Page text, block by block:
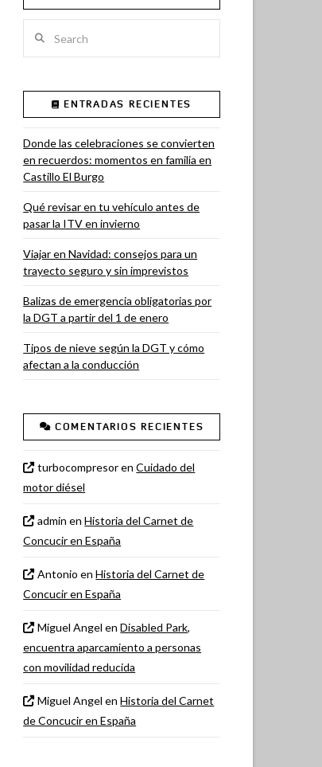
ENTRADAS RECIENTES
Donde las celebraciones se convierten
en recuerdos: momentos en familia en
Castillo El Burgo
Qué revisar en tu vehículo antes de
pasar la ITV en invierno
Viajar en Navidad: consejos para un
trayecto seguro y sin imprevistos
Balizas de emergencia obligatorias por
la DGT a partir del 1 de enero
Tipos de nieve según la DGT y cómo
afectan a la conducción
COMENTARIOS RECIENTES
turbocompresorenCuidado del
motor diésel
admin enHistoria del Carnet de
Concucir en España
Antonio enHistoria del Carnet de
Concucir en España
Miguel Angel enDisabled Park,
encuentra aparcamiento a personas
con movilidad reducida
Miguel Angel enHistoria del Carnet
de Concucir en España